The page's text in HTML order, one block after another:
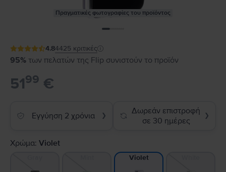
Πραγματικές φωτογραφίες του προϊόντος
4.84425 κριτικές
95% των πελατών της Flip συνιστούν το προϊόν
5199 €
Εγγύηση 2 χρόνια ❯
Δωρεάν επιστροφή
σε 30 ημέρες
❯
Χρώμα: Violet
Violet